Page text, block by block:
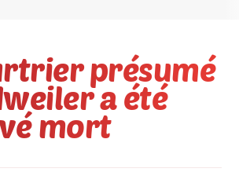
présumé
a été
mort